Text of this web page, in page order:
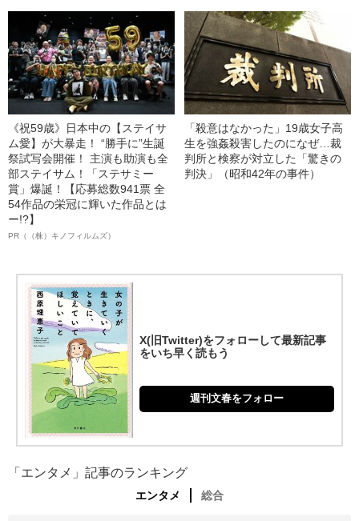
《祝59歳》日本中の【ステイサ
ム愛】が大暴走！ “勝手に”生誕
祭試写会開催！ 主演も助演も全
部ステイサム！「ステサミー
賞」爆誕！【応募総数941票 全
54作品の栄冠に輝いた作品とは
ー!?】
PR（（株）キノフィルムズ）
「殺意はなかった」19歳女子高
生を強姦殺害したのになぜ…裁
判所と検察が対立した「驚きの
判決」（昭和42年の事件）
X(旧Twitter)をフォローして最新記事
をいち早く読もう
週刊文春をフォロー
「エンタメ」記事のランキング
エンタメ 総合